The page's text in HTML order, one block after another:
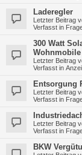
Laderegler
Letzter Beitrag
Verfasst in
300 Watt
Wohnmobile
Letzter Beitrag
Verfasst in
Entsorgung
Letzter Beitrag
Verfasst in
Letzter Beitrag
Verfasst in
BKW